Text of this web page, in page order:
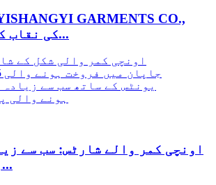
GARMENTS CO.,
LTD کی نقاب کشائی...
اونچی کمر والے شارٹس: سب سے
ہونے والے...